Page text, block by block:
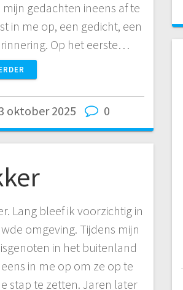
gedachten ineens af te
in me op, een gedicht, een
Op het eerste…
oktober 2025 0
Lang bleef ik voorzichtig in
omgeving. Tijdens mijn
in het buitenland
in me op om ze op te
stap te zetten. Jaren later